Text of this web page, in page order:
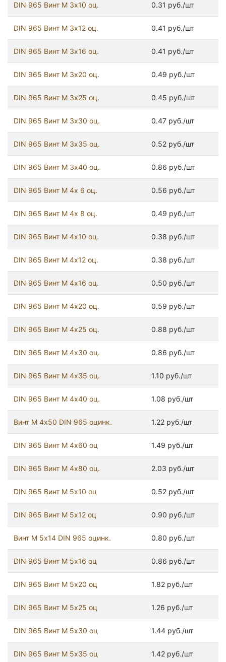
DIN 965 Винт М 3х10 оц. 0.31 руб./шт
DIN 965 Винт М 3х12 оц. 0.41 руб./шт
DIN 965 Винт М 3х16 оц. 0.41 руб./шт
DIN 965 Винт М 3х20 оц. 0.49 руб./шт
DIN 965 Винт М 3х25 оц. 0.45 руб./шт
DIN 965 Винт М 3х30 оц. 0.47 руб./шт
DIN 965 Винт М 3х35 оц. 0.52 руб./шт
DIN 965 Винт М 3х40 оц. 0.86 руб./шт
DIN 965 Винт М 4х 6 оц. 0.56 руб./шт
DIN 965 Винт М 4х 8 оц. 0.49 руб./шт
DIN 965 Винт М 4х10 оц. 0.38 руб./шт
DIN 965 Винт М 4х12 оц. 0.38 руб./шт
DIN 965 Винт М 4х16 оц. 0.50 руб./шт
DIN 965 Винт М 4х20 оц. 0.59 руб./шт
DIN 965 Винт М 4х25 оц. 0.88 руб./шт
DIN 965 Винт М 4х30 оц. 0.86 руб./шт
DIN 965 Винт М 4х35 оц. 1.10 руб./шт
DIN 965 Винт М 4х40 оц. 1.08 руб./шт
Винт М 4х50 DIN 965 оцинк. 1.22 руб./шт
DIN 965 Винт М 4х60 оц 1.49 руб./шт
DIN 965 Винт М 4х80 оц. 2.03 руб./шт
DIN 965 Винт М 5х10 оц 0.52 руб./шт
DIN 965 Винт М 5х12 оц 0.90 руб./шт
Винт М 5х14 DIN 965 оцинк. 0.80 руб./шт
DIN 965 Винт М 5х16 оц 0.86 руб./шт
DIN 965 Винт М 5х20 оц 1.82 руб./шт
DIN 965 Винт М 5х25 оц 1.26 руб./шт
DIN 965 Винт М 5х30 оц 1.44 руб./шт
DIN 965 Винт М 5х35 оц 1.42 руб./шт